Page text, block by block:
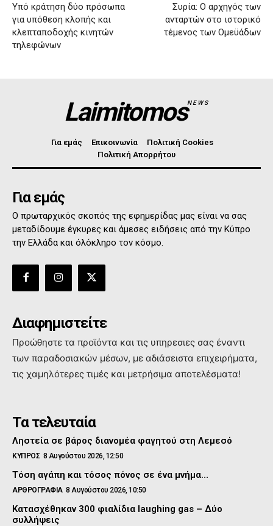
Υπό κράτηση δύο πρόσωπα
για υπόθεση κλοπής και
κλεπταποδοχής κινητών
τηλεφώνων
Συρία: Ο αρχηγός των
ανταρτών στο ιστορικό
τέμενος των Ομεϋάδων
LaimitomosNEWS
Για εμάς Επικοινωνία
Πολιτική Cookies
Πολιτική Απορρήτου
Για εμάς
Ο πρωταρχικός σκοπός της εφημερίδας μας είναι να σας
μεταδίδουμε έγκυρες και άμεσες ειδήσεις από την Κύπρο
την Ελλάδα και όλόκληρο τον κόσμο.
Διαφημιστείτε
Προώθηστε τα προϊόντα και τις υπηρεσιες σας έναντι
των παραδοσιακών μέσων, με αδιάσειστα επιχειρήματα,
τις χαμηλότερες τιμές και μετρήσιμα αποτελέσματα!
Τα τελευταία
Ληστεία σε βάρος διανομέα φαγητού στη Λεμεσό
ΚΥΠΡΟΣ 8 Αυγούστου 2026, 12:50
Τόση αγάπη και τόσος πόνος σε ένα μνήμα…
ΑΡΘΡΟΓΡΑΦΙΑ 8 Αυγούστου 2026, 10:50
Κατασχέθηκαν 300 φιαλίδια laughing gas – Δύο
συλλήψεις